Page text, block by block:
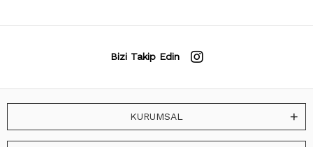
Bizi Takip Edin
KURUMSAL